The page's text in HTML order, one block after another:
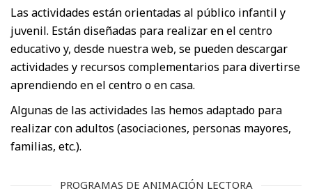
Las actividades están orientadas al público infantil y
juvenil. Están diseñadas para realizar en el centro
educativo y, desde nuestra web, se pueden descargar
actividades y recursos complementarios para divertirse
aprendiendo en el centro o en casa.
Algunas de las actividades las hemos adaptado para
realizar con adultos (asociaciones, personas mayores,
familias, etc.).
PROGRAMAS DE ANIMACIÓN LECTORA